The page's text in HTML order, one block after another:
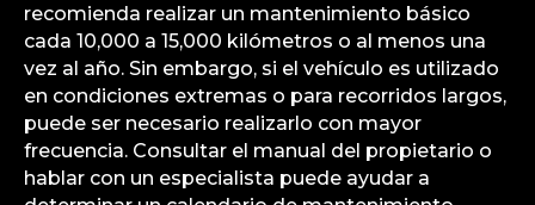
recomienda realizar un mantenimiento básico
cada 10,000 a 15,000 kilómetros o al menos una
vez al año. Sin embargo, si el vehículo es utilizado
en condiciones extremas o para recorridos largos,
puede ser necesario realizarlo con mayor
frecuencia. Consultar el manual del propietario o
hablar con un especialista puede ayudar a